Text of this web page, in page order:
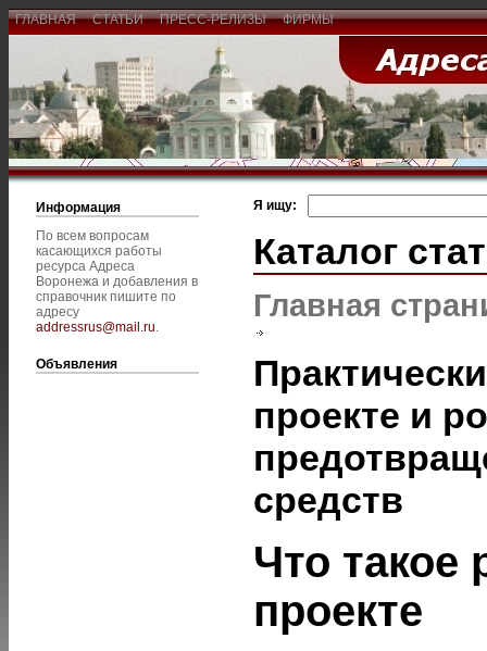
ГЛАВНАЯ СТАТЬИ ПРЕСС-РЕЛИЗЫ ФИРМЫ
Информация
По всем вопросам
касающихся работы
ресурса Адреса
Воронежа и добавления в
справочник пишите по
адресу
addressrus@mail.ru.
Объявления
Я ищу:
Каталог
Главная
проекте и
средств
Что такое
проекте